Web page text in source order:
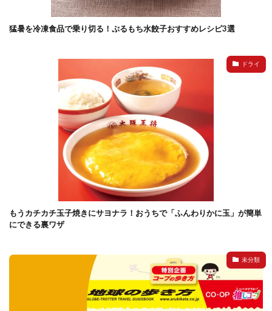
猛暑を冷凍食品で乗り切る！ぷるもち水餃子おすすめレシピ3選
ドライ
もうカチカチ玉子焼きにサヨナラ！おうちで「ふんわりかに玉」が簡単
にできる裏ワザ
未分類